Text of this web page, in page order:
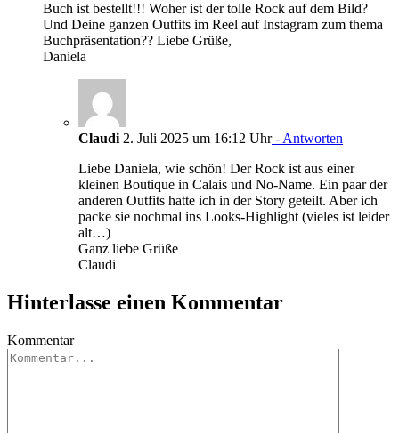
Buch ist bestellt!!! Woher ist der tolle Rock auf dem Bild?
Und Deine ganzen Outfits im Reel auf Instagram zum thema
Buchpräsentation?? Liebe Grüße,
Daniela
Claudi 2. Juli 2025 um 16:12 Uhr- Antworten
Liebe Daniela, wie schön! Der Rock ist aus einer
kleinen Boutique in Calais und No-Name. Ein paar der
anderen Outfits hatte ich in der Story geteilt. Aber ich
packe sie nochmal ins Looks-Highlight (vieles ist leider
alt…)
Ganz liebe Grüße
Claudi
Hinterlasse einen Kommentar
Kommentar